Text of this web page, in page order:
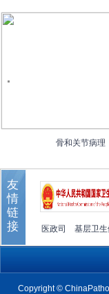
骨和关节病理
友
情
链
接
医政司 基层卫生
Copyright ©